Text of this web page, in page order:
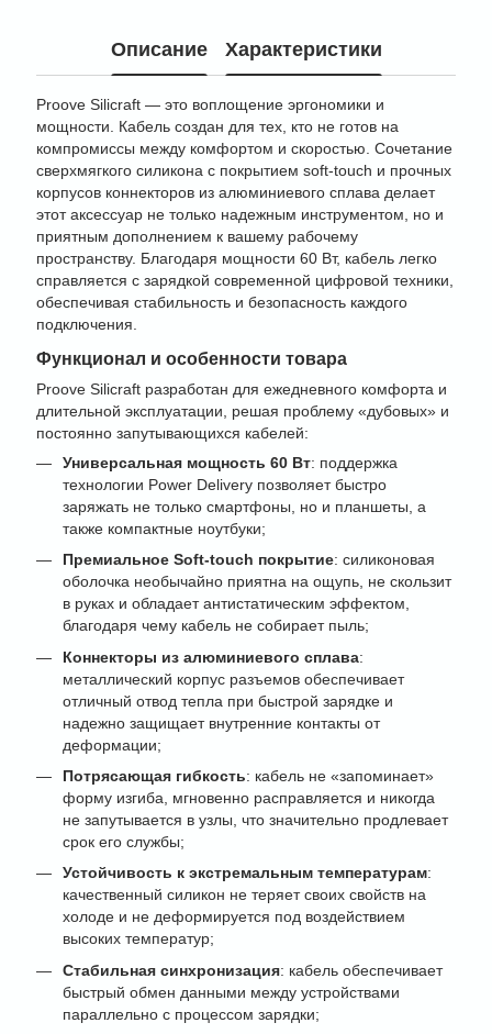
Описание Характеристики
Proove Silicraft — это воплощение эргономики и
мощности. Кабель создан для тех, кто не готов на
компромиссы между комфортом и скоростью. Сочетание
сверхмягкого силикона с покрытием soft-touch и прочных
корпусов коннекторов из алюминиевого сплава делает
этот аксессуар не только надежным инструментом, но и
приятным дополнением к вашему рабочему
пространству. Благодаря мощности 60 Вт, кабель легко
справляется с зарядкой современной цифровой техники,
обеспечивая стабильность и безопасность каждого
подключения.
Функционал и особенности товара
Proove Silicraft разработан для ежедневного комфорта и
длительной эксплуатации, решая проблему «дубовых» и
постоянно запутывающихся кабелей:
Универсальная мощность 60 Вт: поддержка
технологии Power Delivery позволяет быстро
заряжать не только смартфоны, но и планшеты, а
также компактные ноутбуки;
Премиальное Soft-touch покрытие: силиконовая
оболочка необычайно приятна на ощупь, не скользит
в руках и обладает антистатическим эффектом,
благодаря чему кабель не собирает пыль;
Коннекторы из алюминиевого сплава:
металлический корпус разъемов обеспечивает
отличный отвод тепла при быстрой зарядке и
надежно защищает внутренние контакты от
деформации;
Потрясающая гибкость: кабель не «запоминает»
форму изгиба, мгновенно расправляется и никогда
не запутывается в узлы, что значительно продлевает
срок его службы;
Устойчивость к экстремальным температурам:
качественный силикон не теряет своих свойств на
холоде и не деформируется под воздействием
высоких температур;
Стабильная синхронизация: кабель обеспечивает
быстрый обмен данными между устройствами
параллельно с процессом зарядки;